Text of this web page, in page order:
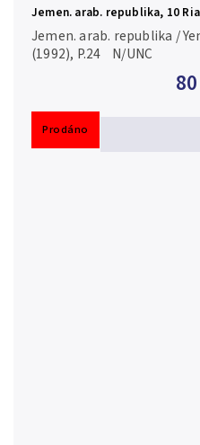
Jemen. arab. republika, 10
Jemen. arab. republika /
(1992), P.24 N/UNC
Prodáno